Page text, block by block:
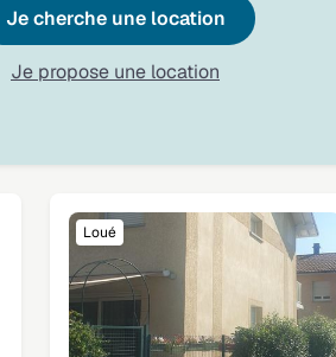
Loué
Je cherche une location
Je propose une location